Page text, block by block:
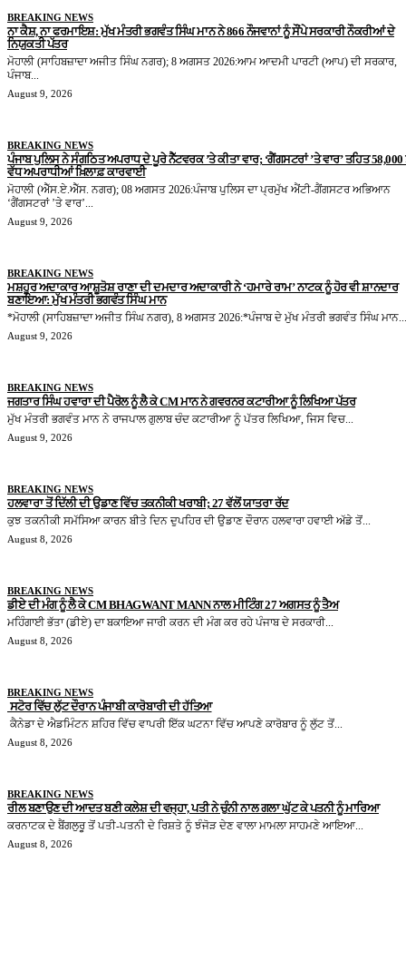
BREAKING NEWS
ਨਾ ਕੈਸ਼, ਨਾ ਫਰਮਾਇਸ਼: ਮੁੱਖ ਮੰਤਰੀ ਭਗਵੰਤ ਸਿੰਘ ਮਾਨ ਨੇ 866 ਨੌਜਵਾਨਾਂ ਨੂੰ ਸੌਂਪੇ ਸਰਕਾਰੀ ਨੌਕਰੀਆਂ ਦੇ
ਨਿਯੁਕਤੀ ਪੱਤਰ
ਮੋਹਾਲੀ (ਸਾਹਿਬਜ਼ਾਦਾ ਅਜੀਤ ਸਿੰਘ ਨਗਰ); 8 ਅਗਸਤ 2026:ਆਮ ਆਦਮੀ ਪਾਰਟੀ (ਆਪ) ਦੀ ਸਰਕਾਰ,
ਪੰਜਾਬ...
August 9, 2026
BREAKING NEWS
ਪੰਜਾਬ ਪੁਲਿਸ ਨੇ ਸੰਗਠਿਤ ਅਪਰਾਧ ਦੇ ਪੂਰੇ ਨੈੱਟਵਰਕ ’ਤੇ ਕੀਤਾ ਵਾਰ; ‘ਗੈਂਗਸਟਰਾਂ ’ਤੇ ਵਾਰ’ ਤਹਿਤ 58,000
ਵੱਧ ਅਪਰਾਧੀਆਂ ਖ਼ਿਲਾਫ਼ ਕਾਰਵਾਈ
ਮੋਹਾਲੀ (ਐੱਸ.ਏ.ਐੱਸ. ਨਗਰ); 08 ਅਗਸਤ 2026:ਪੰਜਾਬ ਪੁਲਿਸ ਦਾ ਪ੍ਰਮੁੱਖ ਐਂਟੀ-ਗੈਂਗਸਟਰ ਅਭਿਆਨ
‘ਗੈਂਗਸਟਰਾਂ ’ਤੇ ਵਾਰ’...
August 9, 2026
BREAKING NEWS
ਮਸ਼ਹੂਰ ਅਦਾਕਾਰ ਆਸ਼ੂਤੋਸ਼ ਰਾਣਾ ਦੀ ਦਮਦਾਰ ਅਦਾਕਾਰੀ ਨੇ ‘ਹਮਾਰੇ ਰਾਮ’ ਨਾਟਕ ਨੂੰ ਹੋਰ ਵੀ ਸ਼ਾਨਦਾਰ
ਬਣਾਇਆ: ਮੁੱਖ ਮੰਤਰੀ ਭਗਵੰਤ ਸਿੰਘ ਮਾਨ
*ਮੋਹਾਲੀ (ਸਾਹਿਬਜ਼ਾਦਾ ਅਜੀਤ ਸਿੰਘ ਨਗਰ), 8 ਅਗਸਤ 2026:*ਪੰਜਾਬ ਦੇ ਮੁੱਖ ਮੰਤਰੀ ਭਗਵੰਤ ਸਿੰਘ ਮਾਨ...
August 9, 2026
BREAKING NEWS
ਜਗਤਾਰ ਸਿੰਘ ਹਵਾਰਾ ਦੀ ਪੈਰੋਲ ਨੂੰ ਲੈ ਕੇ CM ਮਾਨ ਨੇ ਗਵਰਨਰ ਕਟਾਰੀਆ ਨੂੰ ਲਿਖਿਆ ਪੱਤਰ
ਮੁੱਖ ਮੰਤਰੀ ਭਗਵੰਤ ਮਾਨ ਨੇ ਰਾਜਪਾਲ ਗੁਲਾਬ ਚੰਦ ਕਟਾਰੀਆ ਨੂੰ ਪੱਤਰ ਲਿਖਿਆ, ਜਿਸ ਵਿਚ...
August 9, 2026
BREAKING NEWS
ਹਲਵਾਰਾ ਤੋਂ ਦਿੱਲੀ ਦੀ ਉਡਾਣ ਵਿੱਚ ਤਕਨੀਕੀ ਖਰਾਬੀ; 27 ਵੱਲੋਂ ਯਾਤਰਾ ਰੱਦ
ਕੁਝ ਤਕਨੀਕੀ ਸਮੱਸਿਆ ਕਾਰਨ ਬੀਤੇ ਦਿਨ ਦੁਪਹਿਰ ਦੀ ਉਡਾਣ ਦੌਰਾਨ ਹਲਵਾਰਾ ਹਵਾਈ ਅੱਡੇ ਤੋਂ...
August 8, 2026
BREAKING NEWS
ਡੀਏ ਦੀ ਮੰਗ ਨੂੰ ਲੈ ਕੇ CM BHAGWANT MANN ਨਾਲ ਮੀਟਿੰਗ 27 ਅਗਸਤ ਨੂੰ ਤੈਅ
ਮਹਿੰਗਾਈ ਭੱਤਾ (ਡੀਏ) ਦਾ ਬਕਾਇਆ ਜਾਰੀ ਕਰਨ ਦੀ ਮੰਗ ਕਰ ਰਹੇ ਪੰਜਾਬ ਦੇ ਸਰਕਾਰੀ...
August 8, 2026
BREAKING NEWS
ਸਟੋਰ ਵਿੱਚ ਲੁੱਟ ਦੌਰਾਨ ਪੰਜਾਬੀ ਕਾਰੋਬਾਰੀ ਦੀ ਹੱਤਿਆ
ਕੈਨੇਡਾ ਦੇ ਐਡਮਿੰਟਨ ਸ਼ਹਿਰ ਵਿੱਚ ਵਾਪਰੀ ਇੱਕ ਘਟਨਾ ਵਿੱਚ ਆਪਣੇ ਕਾਰੋਬਾਰ ਨੂੰ ਲੁੱਟ ਤੋਂ...
August 8, 2026
BREAKING NEWS
ਰੀਲ ਬਣਾਉਣ ਦੀ ਆਦਤ ਬਣੀ ਕਲੇਸ਼ ਦੀ ਵਜ੍ਹਾ, ਪਤੀ ਨੇ ਚੁੰਨੀ ਨਾਲ ਗਲਾ ਘੁੱਟ ਕੇ ਪਤਨੀ ਨੂੰ ਮਾਰਿਆ
ਕਰਨਾਟਕ ਦੇ ਬੈਂਗਲੁਰੂ ਤੋਂ ਪਤੀ-ਪਤਨੀ ਦੇ ਰਿਸ਼ਤੇ ਨੂੰ ਝੰਜੋੜ ਦੇਣ ਵਾਲਾ ਮਾਮਲਾ ਸਾਹਮਣੇ ਆਇਆ...
August 8, 2026